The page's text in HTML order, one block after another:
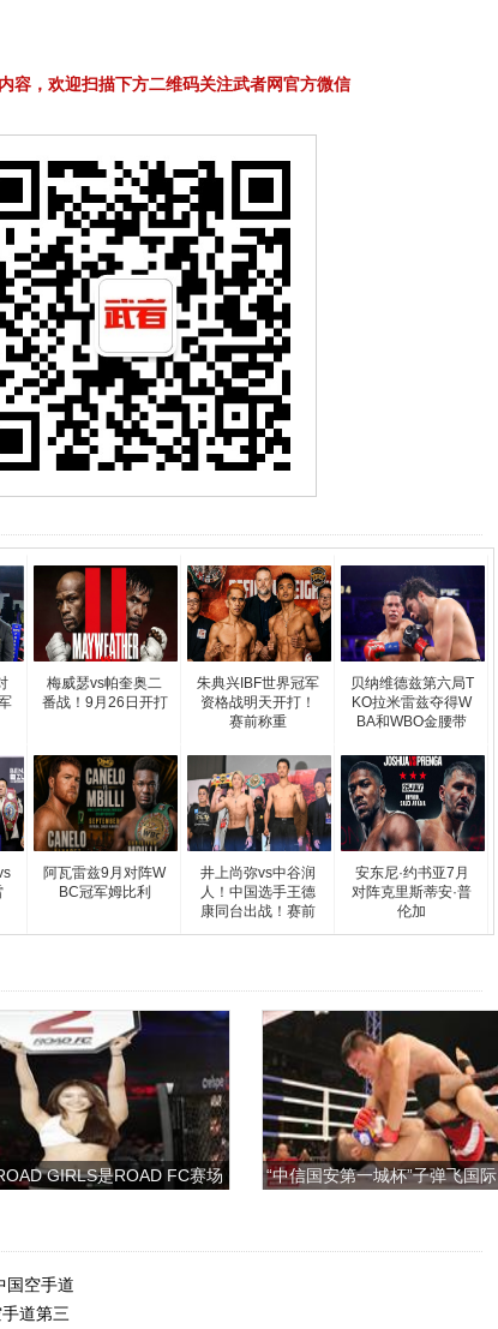
容，欢迎扫描下方二维码关注武者网官方微信
梅威瑟vs帕奎奥二
番战！9月26日开打
朱典兴IBF世界冠军
资格战明天开打！
赛前称重
贝纳维德兹第六局T
KO拉米雷兹夺得W
BA和WBO金腰带
阿瓦雷兹9月对阵W
BC冠军姆比利
井上尚弥vs中谷润
人！中国选手王德
康同台出战！赛前
安东尼·约书亚7月
对阵克里斯蒂安·普
伦加
GIRLS是ROAD FC赛场
“中信国安第一城杯”子弹飞国际
国空手道
道第三